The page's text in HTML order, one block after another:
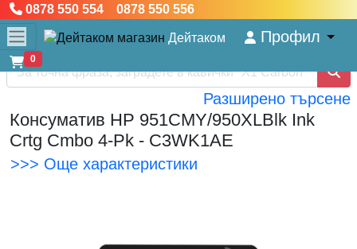
0878 550 554 0878 550 556
Дейтаком Профил
0
Разширено търсене
Консуматив HP 951CMY/950XLBlk Ink
Crtg Cmbo 4-Pk - C3WK1AE
>>> Още характеристики